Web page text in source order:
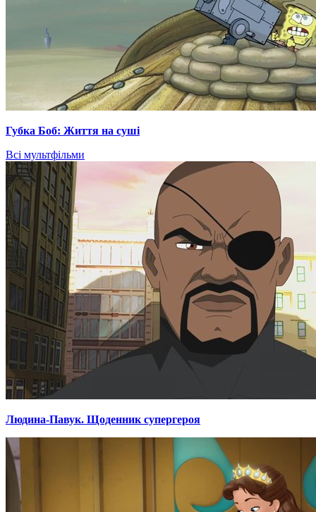
Губка Боб: Життя на суші
Всі мультфільми
Людина-Павук. Щоденник супергероя